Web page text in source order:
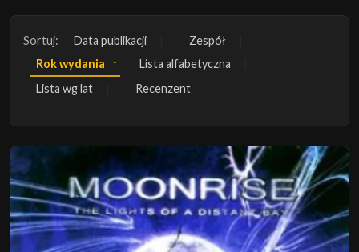
Sortuj: Data publikacji
Zespół
Rok wydania
Lista alfabetyczna
Lista wg lat
Recenzent